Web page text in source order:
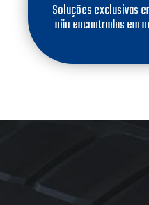
Soluções exclusivas
não encontradas em